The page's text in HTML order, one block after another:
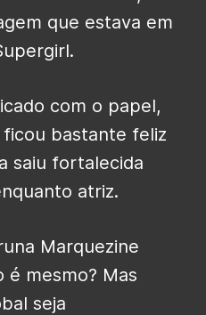
que estava em
com o papel,
ficou bastante feliz
saiu fortalecida
atriz.
Marquezine
é mesmo? Mas
seja